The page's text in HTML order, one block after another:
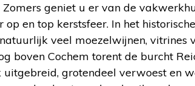
geniet u er van de
op en top kerstsfeer. In het
veel moezelwijnen, vitrines
boven Cochem torent de burcht
grotendeel verwoest en